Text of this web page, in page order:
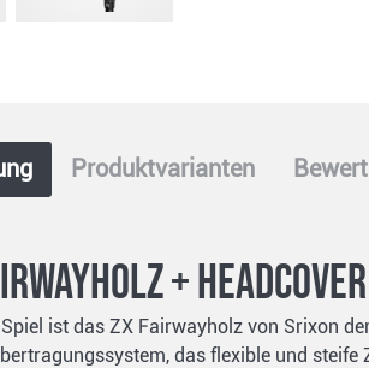
Produktvarianten
+ Headcover
ist das ZX Fairwayholz von Srixon
das flexible und